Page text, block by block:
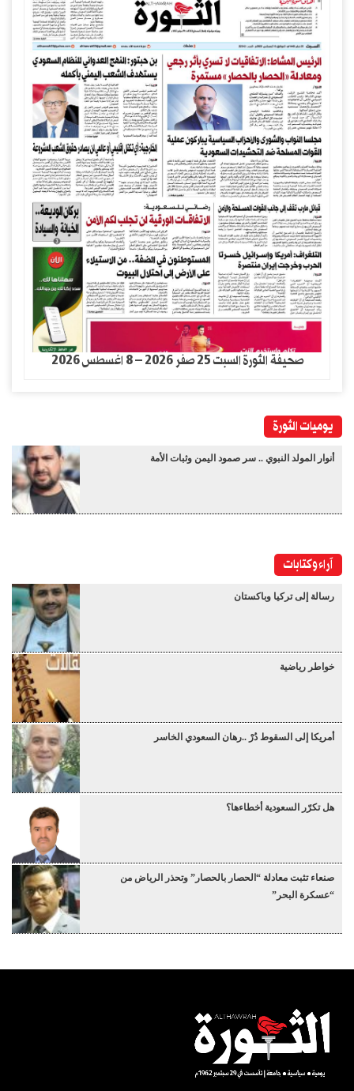
صحيفة الثورة السبت 25 صفر 2026 – 8 اغسطس 2026
يوميات الثورة
أنوار المولد النبوي .. سر صمود اليمن وثبات الأمة
آراء وكتابات
رسالة إلى تركيا وباكستان
خواطر رياضية
أمريكا إلى السقوط دُرْ ..رهان السعودي الخاسر
هل تكرّر السعودية أخطاءها؟
صنعاء تثبت معادلة “الحصار بالحصار” وتحذر الرياض من
“عسكرة البحر”